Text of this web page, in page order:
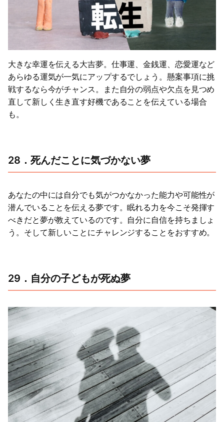
大きな幸運を伝える大吉夢。仕事運、金銭運、恋愛運など
あらゆる運気が一気にアップするでしょう。懸案事項に挑
戦するなら今がチャンス。また自分の弱点や欠点を見つめ
直して新しく生き直す好機であることを伝えている場合
も。
28．死んだことに気づかない夢
あなたの中には自分でも気がつかなかった能力や可能性が
潜んでいることを伝える夢です。眠れる力を今こそ発揮す
べきだと夢が教えているのです。自分に自信を持ちましょ
う。そして新しいことにチャレンジすることをおすすめ。
29．自分の子どもが死ぬ夢